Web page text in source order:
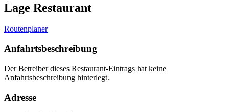
Lage Restaurant
Routenplaner
Anfahrtsbeschreibung
Der Betreiber dieses Restaurant-Eintrags hat keine
Anfahrtsbeschreibung hinterlegt.
Adresse